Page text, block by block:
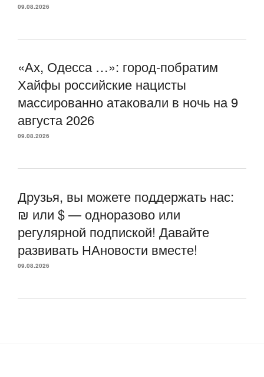
09.08.2026
«Ах, Одесса …»: город-побратим
Хайфы российские нацисты
массированно атаковали в ночь на 9
августа 2026
09.08.2026
Друзья, вы можете поддержать нас:
₪ или $ — одноразово или
регулярной подпиской! Давайте
развивать НАновости вместе!
09.08.2026